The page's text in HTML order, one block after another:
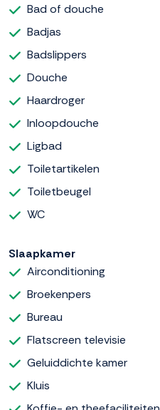
Bad of douche
Badjas
Badslippers
Douche
Haardroger
Inloopdouche
Ligbad
Toiletartikelen
Toiletbeugel
WC
Slaapkamer
Airconditioning
Broekenpers
Bureau
Flatscreen televisie
Geluiddichte kamer
Kluis